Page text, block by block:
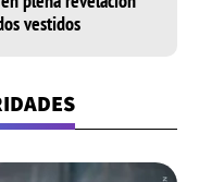
vestidos